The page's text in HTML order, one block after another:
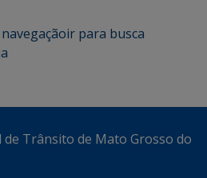
ir para busca
Trânsito de Mato Grosso do